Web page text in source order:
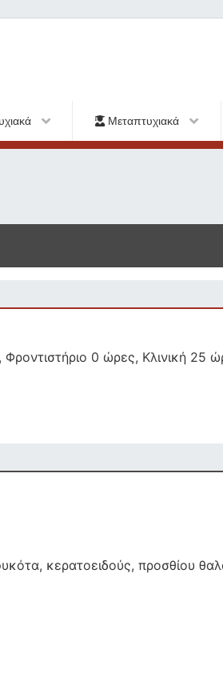
Μεταπτυχιακά
0 ώρες, Κλινική 25
κερατοειδούς, προσθίου